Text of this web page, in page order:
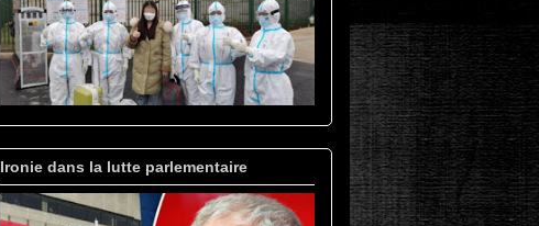
Ironie dans la lutte parlementaire